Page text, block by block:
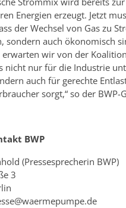
Energien erzeugt. Jetzt
der Wechsel von Gas zu
sondern auch ökonomisch
erwarten wir von der
nicht nur für die Industrie
auch für gerechte
sorgt,“ so der BWP-
BWP
(Pressesprecherin BWP)
3